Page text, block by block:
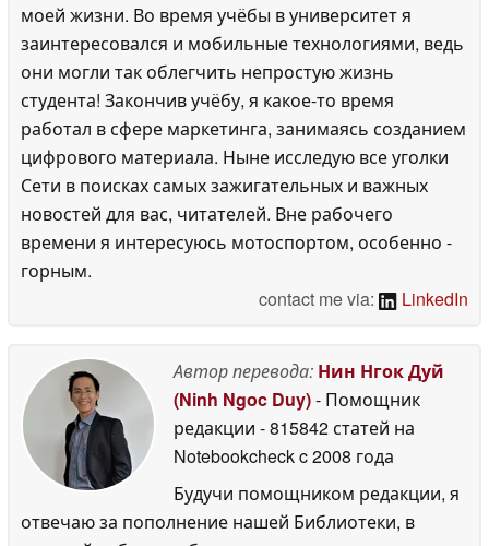
моей жизни. Во время учёбы в университет я
заинтересовался и мобильные технологиями, ведь
они могли так облегчить непростую жизнь
студента! Закончив учёбу, я какое-то время
работал в сфере маркетинга, занимаясь созданием
цифрового материала. Ныне исследую все уголки
Сети в поисках самых зажигательных и важных
новостей для вас, читателей. Вне рабочего
времени я интересуюсь мотоспортом, особенно -
горным.
contact me via:
LinkedIn
Автор перевода: Нин Нгок Дуй
(Ninh Ngoc Duy)- Помощник
редакции - 815842 статей на
Notebookcheckc 2008 года
Будучи помощником редакции, я
отвечаю за пополнение нашей Библиотеки, в